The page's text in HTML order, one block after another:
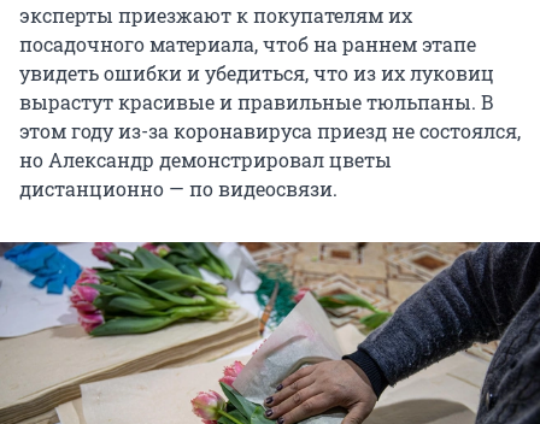
эксперты приезжают к покупателям их
посадочного материала, чтоб на раннем этапе
увидеть ошибки и убедиться, что из их луковиц
вырастут красивые и правильные тюльпаны. В
этом году из-за коронавируса приезд не состоялся,
но Александр демонстрировал цветы
дистанционно — по видеосвязи.